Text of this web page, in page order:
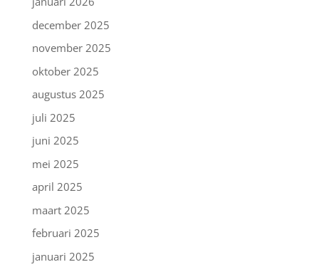
december 2025
november 2025
oktober 2025
augustus 2025
juli 2025
juni 2025
mei 2025
april 2025
maart 2025
februari 2025
januari 2025